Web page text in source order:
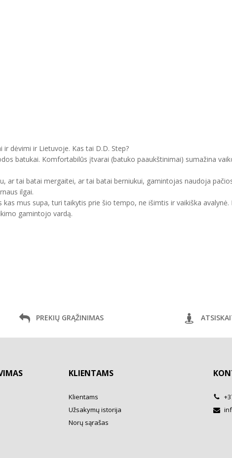
dėvimi ir Lietuvoje. Kas tai D.D. Step?
batukai. Komfortabilūs įtvarai (batuko paaukštinimai) sumažina
ar tai batai mergaitei, ar tai batai berniukui, gamintojas naudoja
ilgai.
mus supa, turi taikytis prie šio tempo, ne išimtis ir vaikiška
gamintojo vardą.
PREKIŲ GRĄŽINIMAS
KLIENTAMS
Klientams
Užsakymų istorija
Norų sąrašas